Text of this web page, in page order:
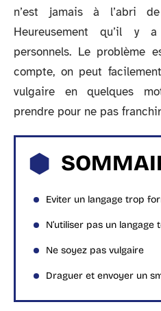
n’est jamais à l’abri
Heureusement qu’il y
personnels. Le problème
compte, on peut
vulgaire en quelques
prendre pour ne pas
Eviter un langage trop
N’utiliser pas un langage
Ne soyez pas vulgaire
Draguer et envoyer un